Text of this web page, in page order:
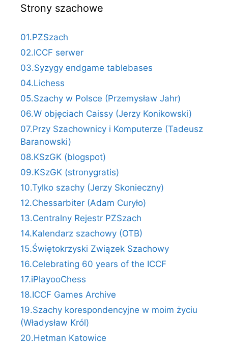
Strony szachowe
01.PZSzach
02.ICCF serwer
03.Syzygy endgame tablebases
04.Lichess
05.Szachy w Polsce (Przemysław Jahr)
06.W objęciach Caissy (Jerzy Konikowski)
07.Przy Szachownicy i Komputerze (Tadeusz
Baranowski)
08.KSzGK (blogspot)
09.KSzGK (stronygratis)
10.Tylko szachy (Jerzy Skonieczny)
12.Chessarbiter (Adam Curyło)
13.Centralny Rejestr PZSzach
14.Kalendarz szachowy (OTB)
15.Świętokrzyski Związek Szachowy
16.Celebrating 60 years of the ICCF
17.iPlayooChess
18.ICCF Games Archive
19.Szachy korespondencyjne w moim życiu
(Władysław Król)
20.Hetman Katowice